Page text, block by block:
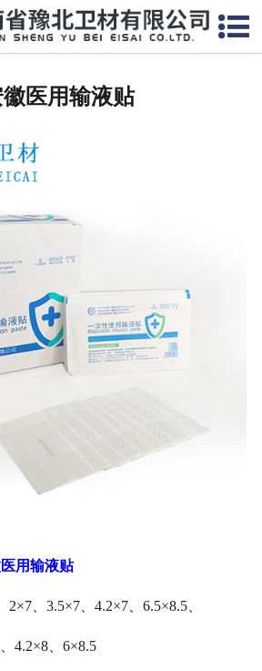
网站首页
安徽显影纱布
安徽医用口罩帽
安徽医用包类
安徽医用手套
安徽医用鞋套
安徽防护用品
医用输液贴
用输液贴
2×7、 3.5×7、 4.2×7、 6.5×8.5、
、 4.2×8、 6×8.5